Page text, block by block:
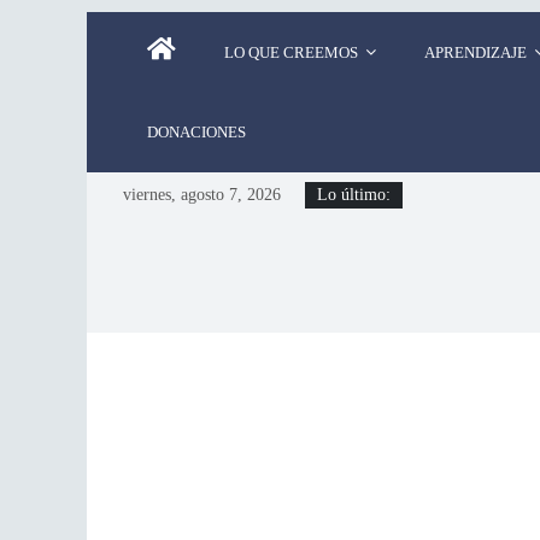
LO QUE CREEMOS APRENDIZAJE
DONACIONES
viernes, agosto 7, 2026 Lo último: